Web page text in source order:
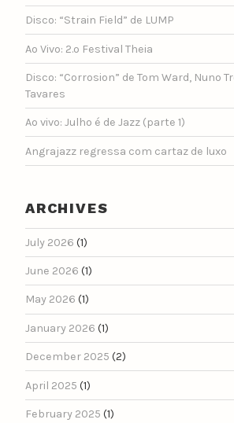
Disco: “Strain Field” de LUMP
Ao Vivo: 2.º Festival Theia
Disco: “Corrosion” de Tom Ward, Nuno
Tavares
Ao vivo: Julho é de Jazz (parte 1)
Angrajazz regressa com cartaz de luxo
ARCHIVES
July 2026 (1)
June 2026 (1)
May 2026 (1)
January 2026 (1)
December 2025 (2)
April 2025 (1)
February 2025 (1)